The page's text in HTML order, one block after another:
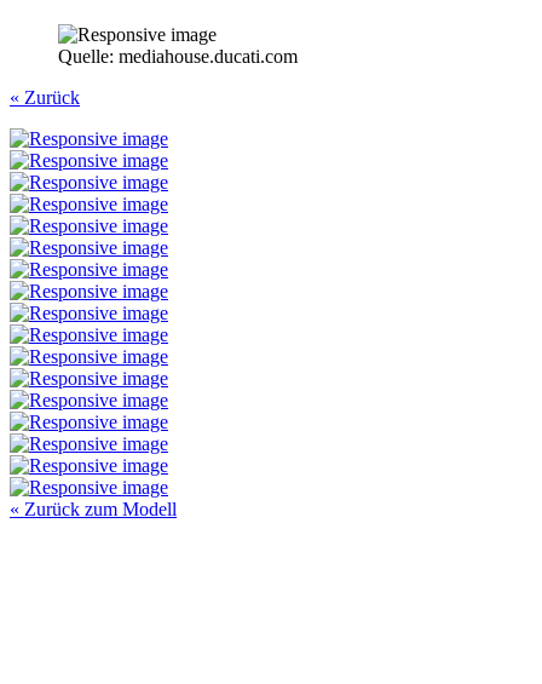
Quelle: mediahouse.ducati.com
« Zurück
« Zurück zum Modell